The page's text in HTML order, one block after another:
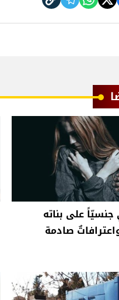
على بناته
صادمة